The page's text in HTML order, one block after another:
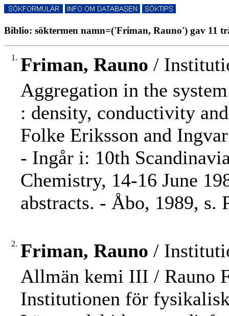
Biblio: söktermen namn=('Friman, Rauno') gav 11
1. Friman, Rauno /
Aggregation in the
: density, conductivity
Folke Eriksson and
- Ingår i: 10th
Chemistry, 14-16 June
abstracts. - Åbo, 1989, s.
2. Friman, Rauno /
Allmän kemi III / Rauno
Institutionen för